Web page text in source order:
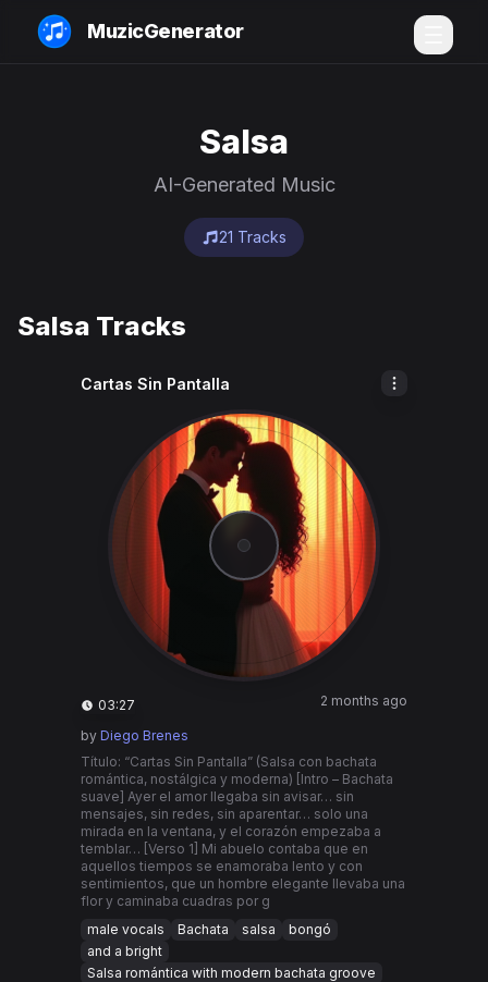
MuzicGenerator
Salsa
AI-Generated Music
21 Tracks
Salsa Tracks
Cartas Sin Pantalla
03:27 2 months ago
by Diego Brenes
Título: “Cartas Sin Pantalla” (Salsa con bachata
romántica, nostálgica y moderna) [Intro – Bachata
suave] Ayer el amor llegaba sin avisar… sin
mensajes, sin redes, sin aparentar… solo una
mirada en la ventana, y el corazón empezaba a
temblar… [Verso 1] Mi abuelo contaba que en
aquellos tiempos se enamoraba lento y con
sentimientos, que un hombre elegante llevaba una
flor y caminaba cuadras por g
male vocals
Bachata salsa
bongó
and a bright
Salsa romántica with modern bachata groove